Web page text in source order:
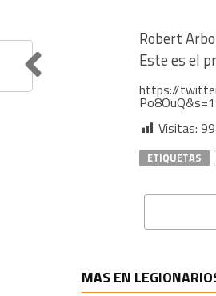
Robert
Este es el
https://
Visitas:
ETIQUETAS
MAS EN